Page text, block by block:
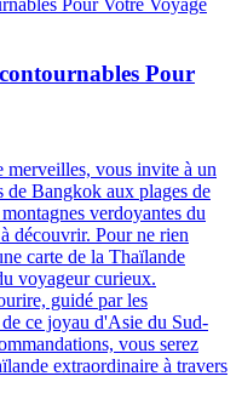
Pour
merveilles, vous invite à un
de Bangkok aux plages de
verdoyantes du
découvrir. Pour ne rien
carte de la Thaïlande
voyageur curieux.
guidé par les
ce joyau d'Asie du Sud-
vous serez
extraordinaire à travers